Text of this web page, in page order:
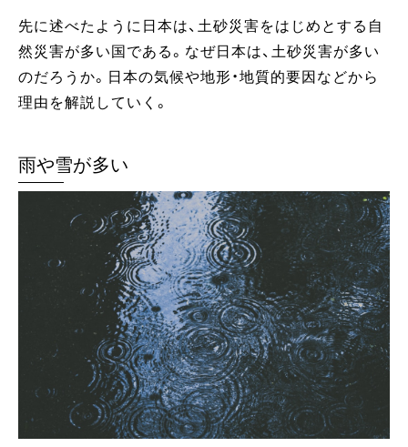
先に述べたように日本は、土砂災害をはじめとする自
然災害が多い国である。なぜ日本は、土砂災害が多い
のだろうか。日本の気候や地形・地質的要因などから
理由を解説していく。
雨や雪が多い